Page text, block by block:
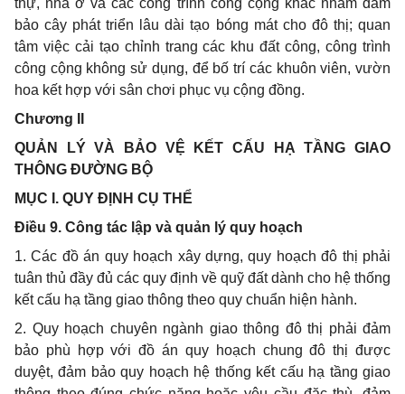
thự, nhà ở và các công trình công cộng khác nhằm đảm
bảo cây phát triển lâu dài tạo bóng mát cho đô thị; quan
tâm việc cải tạo chỉnh trang các khu đất công, công trình
công cộng không sử dụng, để bố trí các khuôn viên, vườn
hoa kết hợp với sân chơi phục vụ cộng đồng.
Chương II
QUẢN LÝ VÀ BẢO VỆ KẾT CẤU HẠ TẦNG GIAO
THÔNG ĐƯỜNG BỘ
MỤC I. QUY ĐỊNH CỤ THỂ
Điều 9. Công tác lập và quản lý quy hoạch
1. Các đồ án quy hoạch xây dựng, quy hoạch đô thị phải
tuân thủ đầy đủ các quy định về quỹ đất dành cho hệ thống
kết cấu hạ tầng giao thông theo quy chuẩn hiện hành.
2. Quy hoạch chuyên ngành giao thông đô thị phải đảm
bảo phù hợp với đồ án quy hoạch chung đô thị được
duyệt, đảm bảo quy hoạch hệ thống kết cấu hạ tầng giao